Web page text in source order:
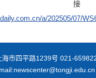
a/202505/07/
海市四平路1239号 021-